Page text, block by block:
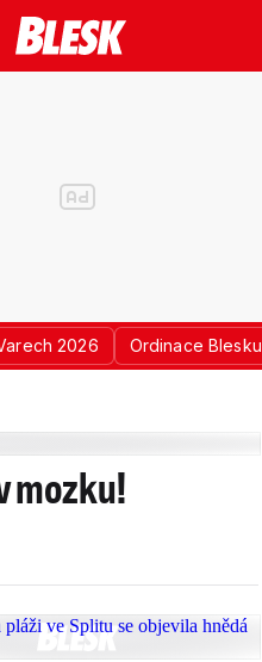
2026 Ordinace Blesku
mozku!